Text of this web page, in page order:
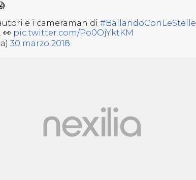
e i cameraman di #BallandoConLeStelle
👀 pic.twitter.com/Po0OjYktKM
30 marzo 2018